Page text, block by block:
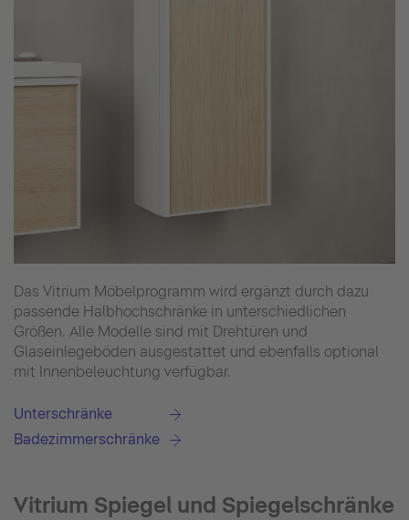
Das Vitrium Möbelprogramm wird ergänzt durch dazu
passende Halbhochschränke in unterschiedlichen
Größen. Alle Modelle sind mit Drehtüren und
Glaseinlegeböden ausgestattet und ebenfalls optional
mit Innenbeleuchtung verfügbar.
Unterschränke
Badezimmerschränke
Vitrium Spiegel und Spiegelschränke